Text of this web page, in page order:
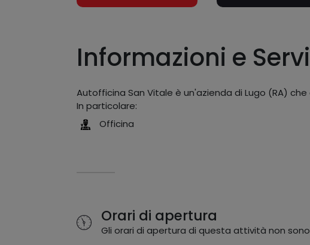
Informazioni e
Autofficina San Vitale è un'azienda di Lugo (RA)
In particolare:
Officina
Orari di apertura
Gli orari di apertura di questa attività non